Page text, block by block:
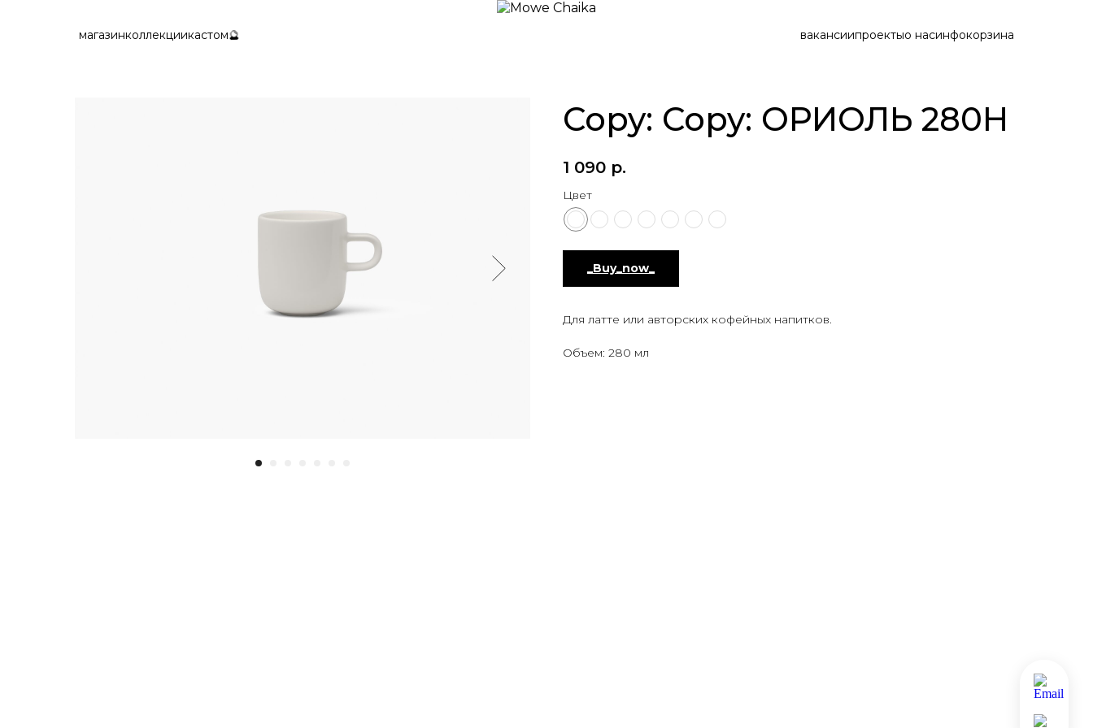
магазинколлекциикастом🔮 вакансиипроектыо насинфокорзина
Copy: Copy: ОРИОЛЬ 280H
1 090 р.
Цвет
_Buy_now_
Для латте или авторских кофейных напитков.
Объем: 280 мл